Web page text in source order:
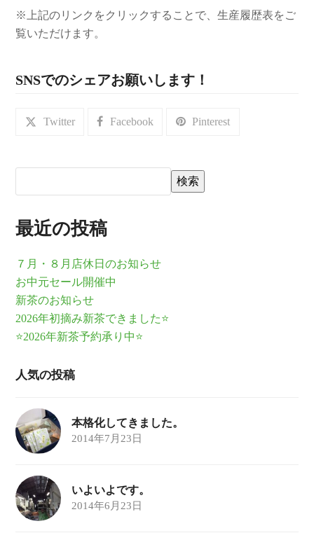
※上記のリンクをクリックすることで、生産履歴表をご
覧いただけます。
SNSでのシェアお願いします！
Twitter Facebook Pinterest
検索
最近の投稿
７月・８月店休日のお知らせ
お中元セール開催中
新茶のお知らせ
2026年初摘み新茶できました⭐
⭐2026年新茶予約承り中⭐
人気の投稿
本格化してきました。
2014年7月23日
いよいよです。
2014年6月23日